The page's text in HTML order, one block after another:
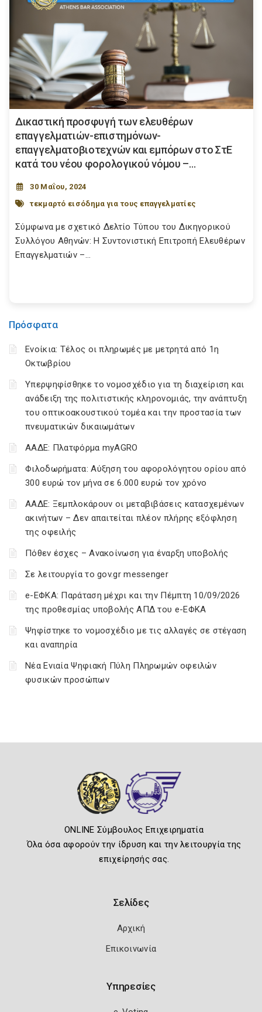
Πρόσφατα
Ενοίκια: Τέλος οι πληρωμές με μετρητά από 1η
Οκτωβρίου
Υπερψηφίσθηκε το νομοσχέδιο για τη διαχείριση και
ανάδειξη της πολιτιστικής κληρονομιάς, την ανάπτυξη
του οπτικοακουστικού τομέα και την προστασία των
πνευματικών δικαιωμάτων
ΑΑΔΕ: Πλατφόρμα myAGRO
Φιλοδωρήματα: Αύξηση του αφορολόγητου ορίου από
300 ευρώ τον μήνα σε 6.000 ευρώ τον χρόνο
ΑΑΔΕ: Ξεμπλοκάρουν οι μεταβιβάσεις κατασχεμένων
ακινήτων – Δεν απαιτείται πλέον πλήρης εξόφληση
της οφειλής
Πόθεν έσχες – Ανακοίνωση για έναρξη υποβολής
Σε λειτουργία το gov.gr messenger
e-ΕΦΚΑ: Παράταση μέχρι και την Πέμπτη 10/09/2026
της προθεσμίας υποβολής ΑΠΔ του e-ΕΦΚΑ
Ψηφίστηκε το νομοσχέδιο με τις αλλαγές σε στέγαση
και αναπηρία
Νέα Ενιαία Ψηφιακή Πύλη Πληρωμών οφειλών
φυσικών προσώπων
Δικαστική προσφυγή των ελευθέρων
επαγγελματιών-επιστημόνων-
επαγγελματοβιοτεχνών και εμπόρων στο ΣτΕ
κατά του νέου φορολογικού νόμου –...
30 Μαΐου, 2024
τεκμαρτό εισόδημα για τους επαγγελματίες
Σύμφωνα με σχετικό Δελτίο Τύπου του Δικηγορικού
Συλλόγου Αθηνών: Η Συντονιστική Επιτροπή Ελευθέρων
Επαγγελματιών –...
ONLINE Σύμβουλος Επιχειρηματία
Όλα όσα αφορούν την ίδρυση και την λειτουργία της
επιχείρησής σας.
Σελίδες
Αρχική
Επικοινωνία
Υπηρεσίες